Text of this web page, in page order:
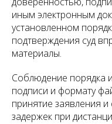
иным электронным
установленном
подтверждения суд
материалы.
Соблюдение порядка
подписи и формату
принятие заявления
задержек при